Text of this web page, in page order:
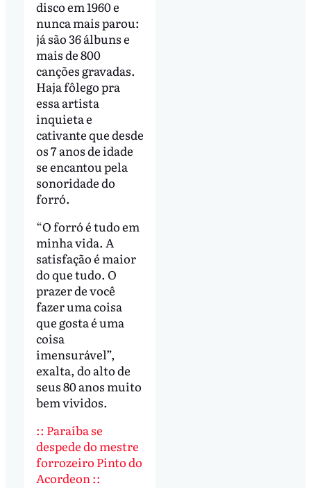
disco em 1960 e
nunca mais parou:
já são 36 álbuns e
mais de 800
canções gravadas.
Haja fôlego pra
essa artista
inquieta e
cativante que desde
os 7 anos de idade
se encantou pela
sonoridade do
forró.
“O forró é tudo em
minha vida. A
satisfação é maior
do que tudo. O
prazer de você
fazer uma coisa
que gosta é uma
coisa
imensurável”,
exalta, do alto de
seus 80 anos muito
bem vividos.
:: Paraíba se
despede do mestre
forrozeiro Pinto do
Acordeon ::